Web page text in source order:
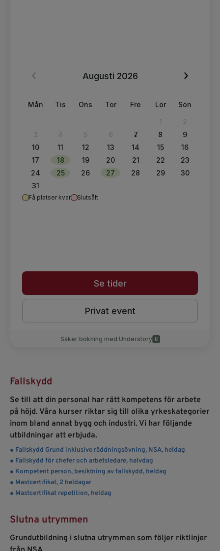
Fallskydd
Se till att din personal har rätt kompetens för arbete
på höjd. Våra kurser riktar sig till olika yrkeskategorier
inom bland annat bygg och industri. Vi har följande
utbildningar att erbjuda.
● Fallskydd Grund inklusive räddningsövning, NSA, heldag
● Fallskydd för chefer och arbetsledare, halvdag
● Kompetent person, besiktning av fallskydd, heldag
● Mastcertifikat, 2 heldagar
● Mastcertifikat repetition, heldag
Slutna utrymmen
Grundutbildning i slutna utrymmen som följer riktlinjer